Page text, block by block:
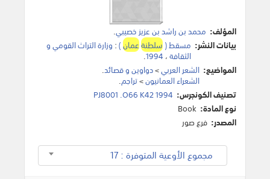
المؤلف: محمد بن راشد بن عزيز خصيبي.
بيانات النشر: مسقط (سلطنةعمان)
: وزارة التراث القومي و
الثقافة، 1994
.
المواضيع: الشعر العربي>دواوين و قصائد.
الشعراء العمانيون>تراجم.
تصنيف الكونجرس: PJ8001 .O66 K42 1994
نوع المادة: Book
المصدر: فرع صور
مجموع الأوعية المتوفرة : 17